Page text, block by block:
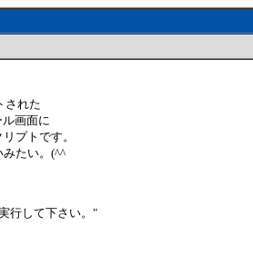
された
画面に
プトです。
たい。(^^ゞ
して下さい。"